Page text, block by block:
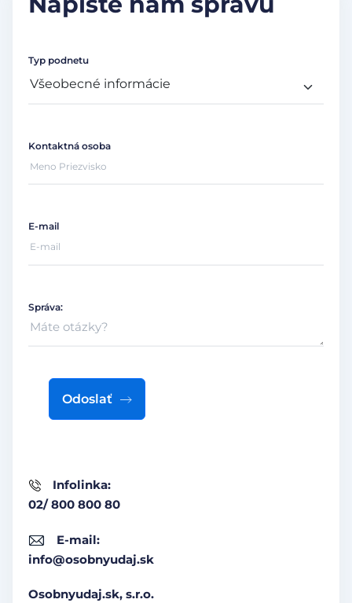
Infolinka:
02/ 800 800 80
E-mail:
info@osobnyudaj.sk
Osobnyudaj.sk, s.r.o.
Typ podnetu
Kontaktná osoba
E-mail
Správa:
Odoslať